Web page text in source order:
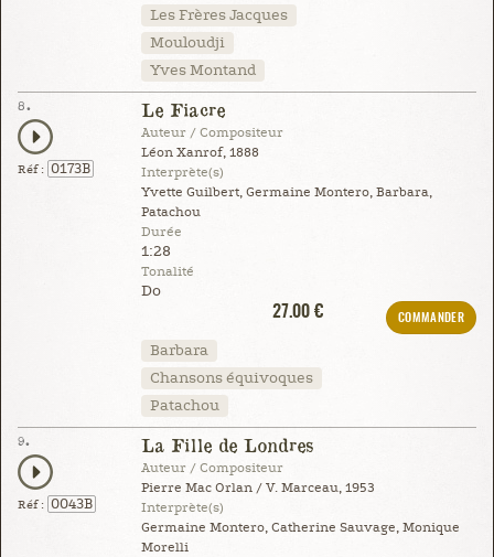
Les Frères Jacques
Mouloudji
Yves Montand
8.
Réf : 0173B
Le Fiacre
Auteur / Compositeur
Léon Xanrof, 1888
Interprète(s)
Yvette Guilbert, Germaine Montero, Barbara,
Patachou
Durée
1:28
Tonalité
Do
27.00 €
COMMANDER
Barbara
Chansons équivoques
Patachou
9.
Réf : 0043B
La Fille de Londres
Auteur / Compositeur
Pierre Mac Orlan / V. Marceau, 1953
Interprète(s)
Germaine Montero, Catherine Sauvage, Monique
Morelli